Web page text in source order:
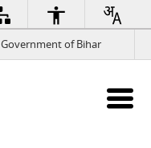
Government of Bihar